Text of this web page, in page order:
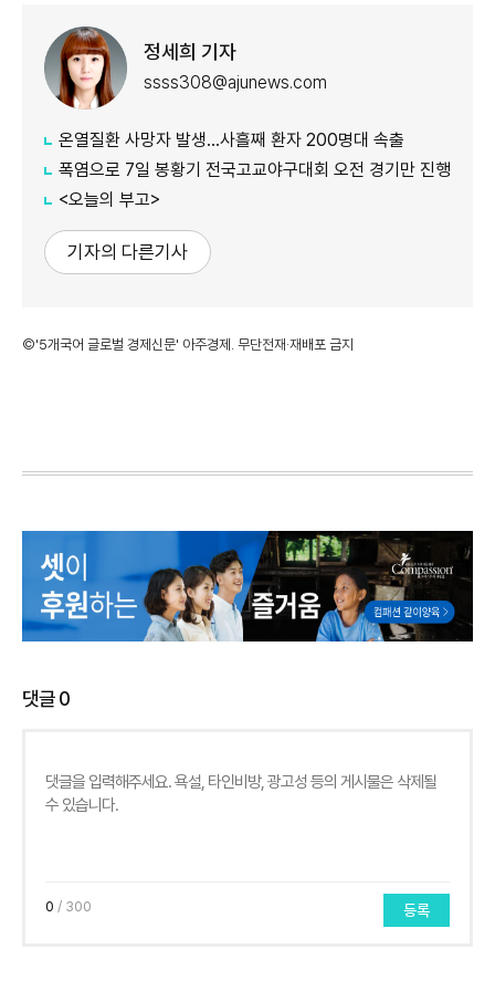
정세희 기자
ssss308@ajunews.com
온열질환 사망자 발생…사흘째 환자 200명대 속출
폭염으로 7일 봉황기 전국고교야구대회 오전 경기만 진행
<오늘의 부고>
기자의 다른기사
©'5개국어 글로벌 경제신문' 아주경제. 무단전재·재배포 금지
댓글0
0 / 300 등록